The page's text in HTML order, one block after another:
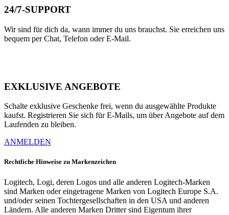
24/7-SUPPORT
Wir sind für dich da, wann immer du uns brauchst. Sie erreichen uns
bequem per Chat, Telefon oder E-Mail.
EXKLUSIVE ANGEBOTE
Schalte exklusive Geschenke frei, wenn du ausgewählte Produkte
kaufst. Registrieren Sie sich für E-Mails, um über Angebote auf dem
Laufenden zu bleiben.
ANMELDEN
Rechtliche Hinweise zu Markenzeichen
Logitech, Logi, deren Logos und alle anderen Logitech-Marken
sind Marken oder eingetragene Marken von Logitech Europe S.A.
und/oder seinen Tochtergesellschaften in den USA und anderen
Ländern. Alle anderen Marken Dritter sind Eigentum ihrer